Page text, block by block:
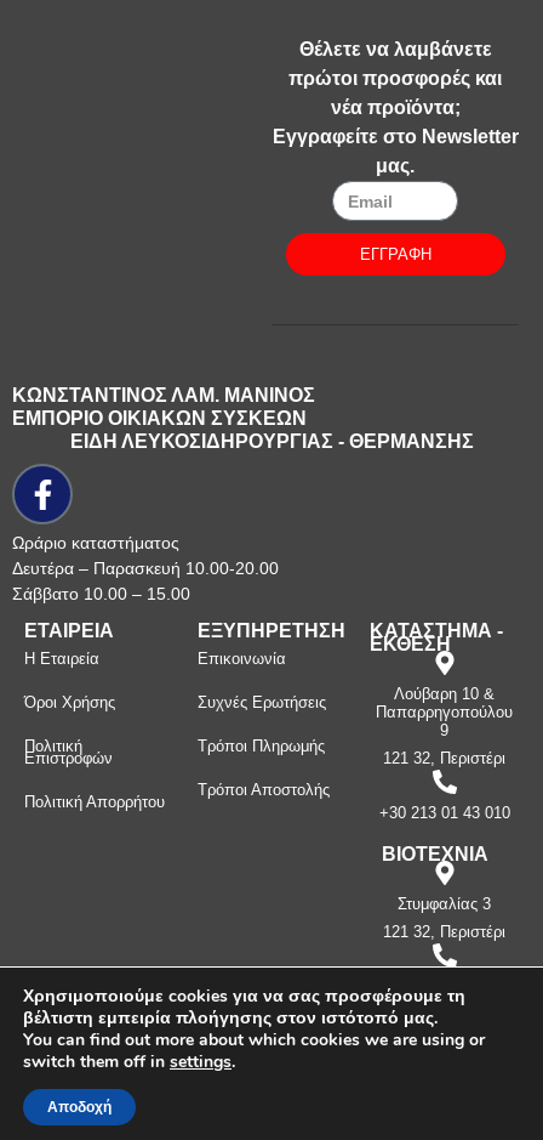
Θέλετε να λαμβάνετε
πρώτοι προσφορές και
νέα προϊόντα;
Εγγραφείτε στο Newsletter
μας.
ΕΓΓΡΑΦΗ
ΚΩΝΣΤΑΝΤΙΝΟΣ ΛΑΜ. ΜΑΝΙΝΟΣ
ΕΜΠΟΡΙΟ ΟΙΚΙΑΚΩΝ ΣΥΣΚΕΩΝ
ΕΙΔΗ ΛΕΥΚΟΣΙΔΗΡΟΥΡΓΙΑΣ - ΘΕΡΜΑΝΣΗΣ
Ωράριο καταστήματος
Δευτέρα – Παρασκευή 10.00-20.00
Σάββατο 10.00 – 15.00
ΕΤΑΙΡΕΙΑ
Η Εταιρεία
Όροι Χρήσης
Πολιτική
Επιστροφών
Πολιτική Απορρήτου
ΕΞΥΠΗΡΕΤΗΣΗ
Επικοινωνία
Συχνές Ερωτήσεις
Τρόποι Πληρωμής
Τρόποι Αποστολής
ΚΑΤΑΣΤΗΜΑ -
ΕΚΘΕΣΗ
Λούβαρη 10 &
Παπαρρηγοπούλου
9
121 32, Περιστέρι
+30 213 01 43 010
ΒΙΟΤΕΧΝΙΑ
Στυμφαλίας 3
121 32, Περιστέρι
397
Πνευματικά δικαιώματα ©2026
Λευκοσιδηρουργία. Με την επιφύλαξη παντός δικαιώματος.
Δημιουργήθηκε από την
Χρησιμοποιούμε cookies για να σας προσφέρουμε τη
βέλτιστη εμπειρία πλοήγησης στον ιστότοπό μας.
You can find out more about which cookies we are using or
switch them off in settings.
Αποδοχή